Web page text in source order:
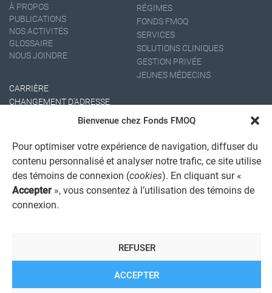
Bienvenue chez Fonds FMOQ
Pour optimiser votre expérience de navigation, diffuser du
contenu personnalisé et analyser notre trafic, ce site utilise
des témoins de connexion (cookies). En cliquant sur «
Accepter », vous consentez à l’utilisation des témoins de
connexion.
ACCEPTER
REFUSER
À PROPOS
PUBLICATIONS
NOS ACTIVITÉS
GLOSSAIRE
NOUS JOINDRE
RÉGIMES
FONDS FMOQ
SERVICES
SOLUTIONS CLINIQUES
GESTION PRIVÉE
JEUNES MÉDECINS
CARRIÈRE
CHANGEMENT D'ADRESSE
AVIS JURIDIQUE GÉNÉRAL
POLITIQUE DE TRAITEMENT DES PLAINTES
REGISTRE DES CONFLITS D'INTÉRÊTS